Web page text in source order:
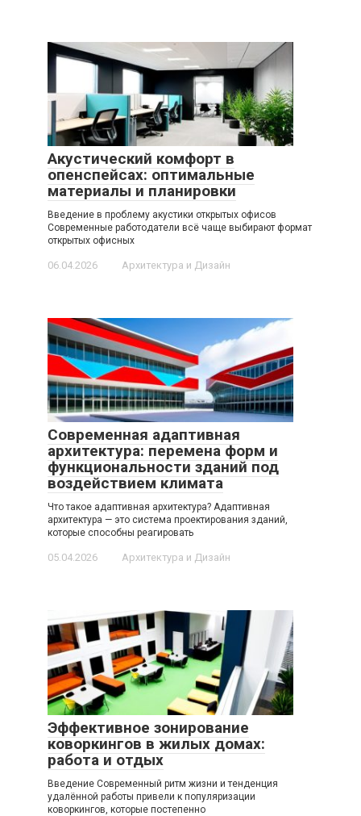
Акустический комфорт в
опенспейсах: оптимальные
материалы и планировки
Введение в проблему акустики открытых офисов
Современные работодатели всё чаще выбирают формат
открытых офисных
06.04.2026 Архитектура и Дизайн
Современная адаптивная
архитектура: перемена форм и
функциональности зданий под
воздействием климата
Что такое адаптивная архитектура? Адаптивная
архитектура — это система проектирования зданий,
которые способны реагировать
05.04.2026 Архитектура и Дизайн
Эффективное зонирование
коворкингов в жилых домах:
работа и отдых
Введение Современный ритм жизни и тенденция
удалённой работы привели к популяризации
коворкингов, которые постепенно